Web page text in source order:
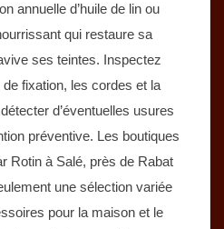
annuelle d’huile de lin ou
qui restaure sa
ses teintes. Inspectez
fixation, les cordes et la
d’éventuelles usures
préventive. Les boutiques
Rotin à Salé, près de Rabat
une sélection variée
pour la maison et le